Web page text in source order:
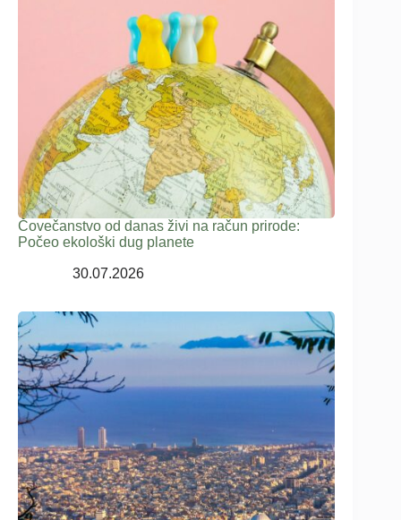
Čovečanstvo od danas živi na račun prirode:
Počeo ekološki dug planete
30.07.2026